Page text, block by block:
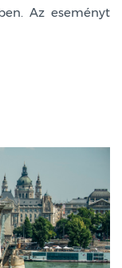
Az eseményt